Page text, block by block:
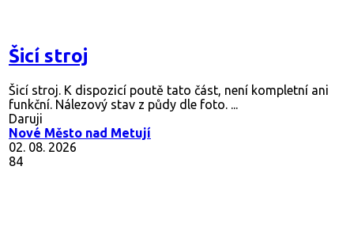
Šicí stroj
Šicí stroj. K dispozicí poutě tato část, není kompletní ani
funkční. Nálezový stav z půdy dle foto. ...
Daruji
Nové Město nad Metují
02. 08. 2026
84